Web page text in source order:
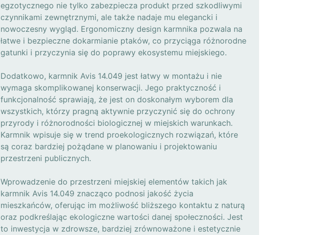
egzotycznego nie tylko zabezpiecza produkt przed szkodliwymi
czynnikami zewnętrznymi, ale także nadaje mu elegancki i
nowoczesny wygląd. Ergonomiczny design karmnika pozwala na
łatwe i bezpieczne dokarmianie ptaków, co przyciąga różnorodne
gatunki i przyczynia się do poprawy ekosystemu miejskiego.
Dodatkowo, karmnik Avis 14.049 jest łatwy w montażu i nie
wymaga skomplikowanej konserwacji. Jego praktyczność i
funkcjonalność sprawiają, że jest on doskonałym wyborem dla
wszystkich, którzy pragną aktywnie przyczynić się do ochrony
przyrody i różnorodności biologicznej w miejskich warunkach.
Karmnik wpisuje się w trend proekologicznych rozwiązań, które
są coraz bardziej pożądane w planowaniu i projektowaniu
przestrzeni publicznych.
Wprowadzenie do przestrzeni miejskiej elementów takich jak
karmnik Avis 14.049 znacząco podnosi jakość życia
mieszkańców, oferując im możliwość bliższego kontaktu z naturą
oraz podkreślając ekologiczne wartości danej społeczności. Jest
to inwestycja w zdrowsze, bardziej zrównoważone i estetycznie